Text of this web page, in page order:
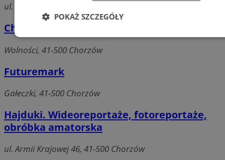
ul. Dębowa 2/5, 41-500 Chorzów
Chorzowianin
Wolności, 41-500 Chorzów
Futuremark
Gałeczki, 41-500 Chorzów
Hajduki. Wideoreportaże, fotoreportaże,
obróbka amatorska
ul. Armii Krajowej 46, 41-500 Chorzów
POKAŻ SZCZEGÓŁY
Niezbędne Wydajność
Niezbędne Wydajność Targetowanie